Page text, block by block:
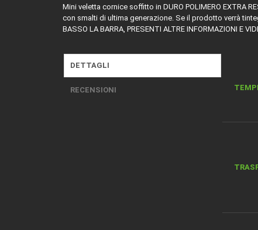
Mini veletta cornice soffitto in DURO POLIMERO EXTRA
con smalti di ultima generazione. Se il prodotto verrà
BASSO LA BARRA, PRESENTI ALTRE INFORMAZIONI E
DETTAGLI
RECENSIONI